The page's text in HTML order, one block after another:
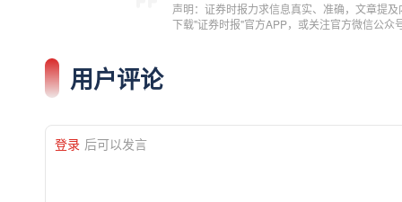
声明：证券时报力求信息真实、准确，文章提
下载"证券时报"官方APP，或关注官方微信公
用户评论
登录 后可以发言